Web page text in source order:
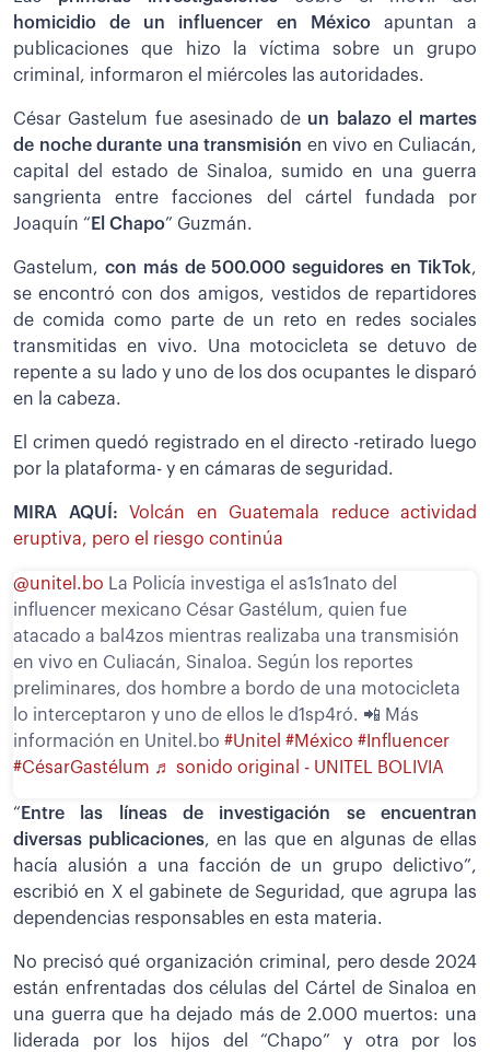
homicidio de un influencer en México apuntan a
publicaciones que hizo la víctima sobre un grupo
criminal, informaron el miércoles las autoridades.
César Gastelum fue asesinado de un balazo el martes
de noche durante una transmisión en vivo en Culiacán,
capital del estado de Sinaloa, sumido en una guerra
sangrienta entre facciones del cártel fundada por
Joaquín “ El Chapo” Guzmán.
Gastelum, con más de 500.000 seguidores en TikTok,
se encontró con dos amigos, vestidos de repartidores
de comida como parte de un reto en redes sociales
transmitidas en vivo. Una motocicleta se detuvo de
repente a su lado y uno de los dos ocupantes le disparó
en la cabeza.
El crimen quedó registrado en el directo -retirado luego
por la plataforma- y en cámaras de seguridad.
MIRA AQUÍ: Volcán en Guatemala reduce actividad
eruptiva, pero el riesgo continúa
@unitel.bo La Policía investiga el as1s1nato del
influencer mexicano César Gastélum, quien fue
atacado a bal4zos mientras realizaba una transmisión
en vivo en Culiacán, Sinaloa. Según los reportes
preliminares, dos hombre a bordo de una motocicleta
lo interceptaron y uno de ellos le d1sp4ró. 📲 Más
información en Unitel.bo #Unitel #México #Influencer
#CésarGastélum ♬ sonido original - UNITEL BOLIVIA
“ Entre las líneas de investigación se encuentran
diversas publicaciones, en las que en algunas de ellas
hacía alusión a una facción de un grupo delictivo”,
escribió en X el gabinete de Seguridad, que agrupa las
dependencias responsables en esta materia.
No precisó qué organización criminal, pero desde 2024
están enfrentadas dos células del Cártel de Sinaloa en
una guerra que ha dejado más de 2.000 muertos: una
liderada por los hijos del “Chapo” y otra por los